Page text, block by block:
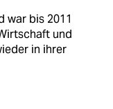
war bis 2011
und
in ihrer